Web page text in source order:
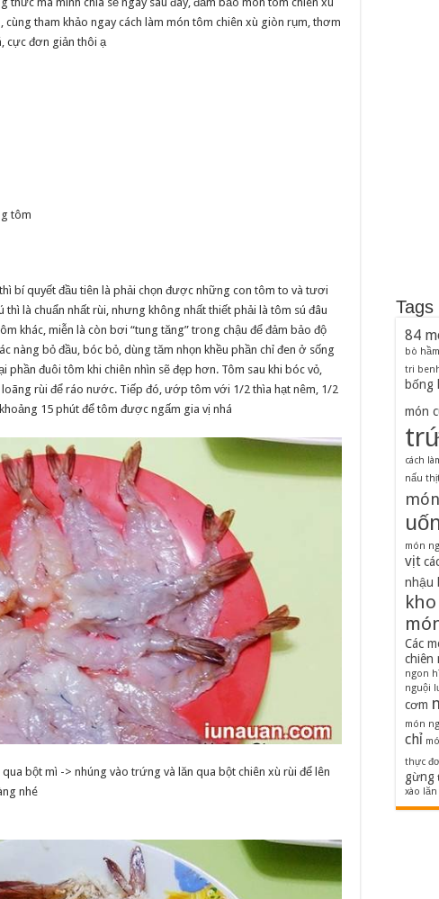
cùng tham khảo ngay cách làm món tôm chiên xù giòn rụm, thơm
cực đơn giản thôi ạ
tôm
bí quyết đầu tiên là phải chọn được những con tôm to và tươi
là chuẩn nhất rùi, nhưng không nhất thiết phải là tôm sú đâu
khác, miễn là còn bơi “tung tăng” trong chậu để đảm bảo độ
nàng bỏ đầu, bóc bỏ, dùng tăm nhọn khều phần chỉ đen ở sống
phần đuôi tôm khi chiên nhìn sẽ đẹp hơn. Tôm sau khi bóc vỏ,
rùi để ráo nước. Tiếp đó, ướp tôm với 1/2 thìa hạt nêm, 1/2
15 phút để tôm được ngấm gia vị nhá
bột mì -> nhúng vào trứng và lăn qua bột chiên xù rùi để lên
nhé
Tags
84
bò
tri
bống
món
cách
nấu
món
vịt
nhậu
kho
Các
chiên
ngon
nguội
cơm
món
chỉ
thực
gừng
xào lăn